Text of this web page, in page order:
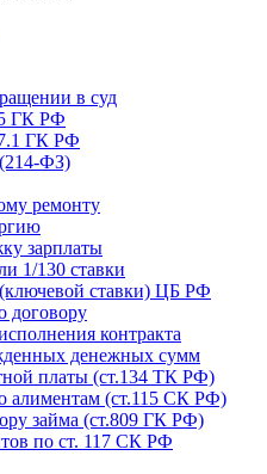
в суд
ГК РФ
ГК РФ
ФЗ)
ремонту
зарплаты
1/130 ставки
ставки) ЦБ РФ
договору
контракта
денежных сумм
платы (ст.134 ТК РФ)
алиментам (ст.115 СК РФ)
займа (ст.809 ГК РФ)
по ст. 117 СК РФ